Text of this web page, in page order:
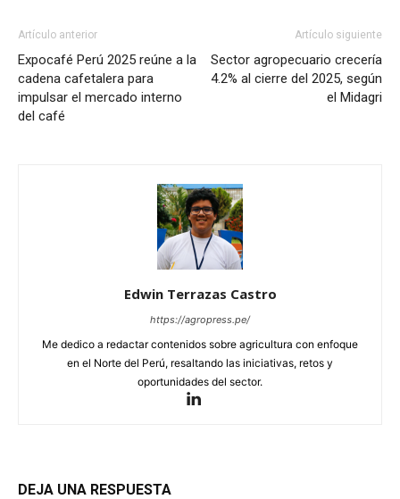
Artículo anterior
Expocafé Perú 2025 reúne a la
cadena cafetalera para
impulsar el mercado interno
del café
Artículo siguiente
Sector agropecuario crecería
4.2% al cierre del 2025, según
el Midagri
Edwin Terrazas Castro
https://agropress.pe/
Me dedico a redactar contenidos sobre agricultura con enfoque
en el Norte del Perú, resaltando las iniciativas, retos y
oportunidades del sector.
DEJA UNA RESPUESTA